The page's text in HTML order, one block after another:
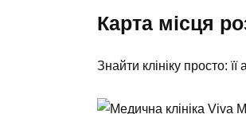
Карта місця
Знайти клініку просто: